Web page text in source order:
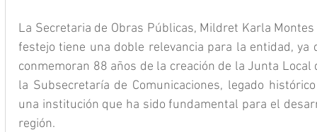
La Secretaria de Obras Públicas, Mildret Karla
festejo tiene una doble relevancia para la entidad,
conmemoran 88 años de la creación de la Junta Local
la Subsecretaría de Comunicaciones, legado
una institución que ha sido fundamental para el
región.